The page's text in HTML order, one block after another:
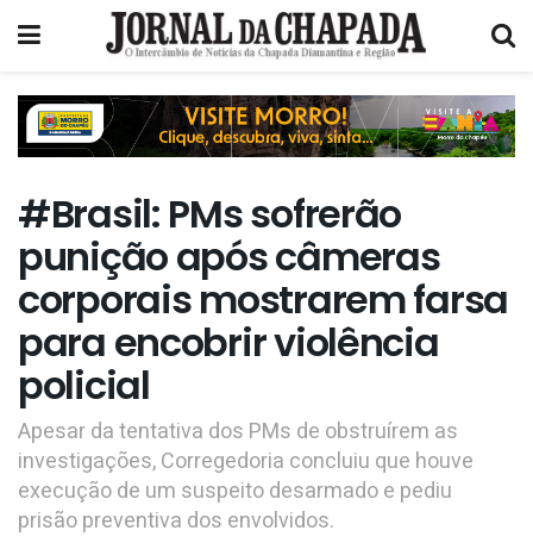
#Brasil: PMs sofrerão
punição após câmeras
corporais mostrarem farsa
para encobrir violência
policial
Apesar da tentativa dos PMs de obstruírem as
investigações, Corregedoria concluiu que houve
execução de um suspeito desarmado e pediu
prisão preventiva dos envolvidos.